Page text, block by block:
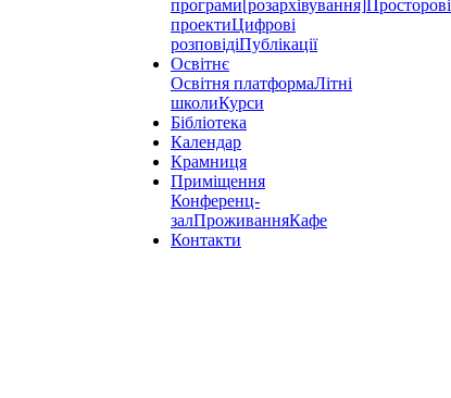
програми[розархівування]Просторові
проектиЦифрові
розповідіПублікації
Освітнє
Освітня платформаЛітні
школиКурси
Бібліотека
Календар
Крамниця
Приміщення
Конференц-
залПроживанняКафе
Контакти